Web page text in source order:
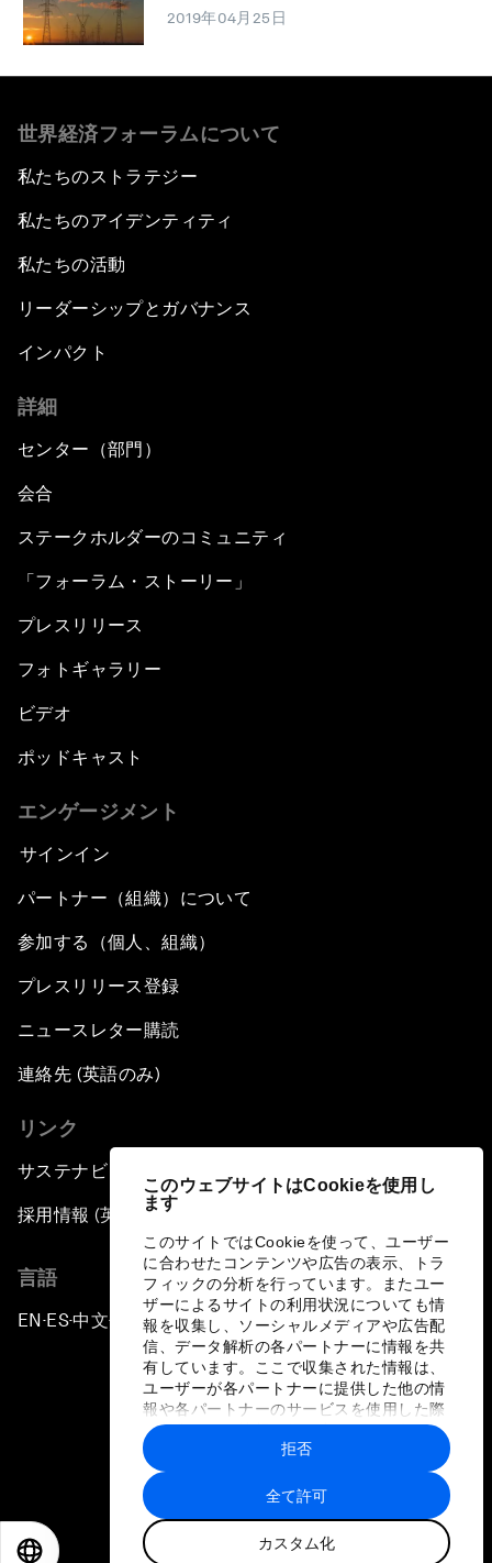
このウェブサイトはCookieを使用し
ます
このサイトではCookieを使って、ユーザー
に合わせたコンテンツや広告の表示、トラ
フィックの分析を行っています。またユー
ザーによるサイトの利用状況についても情
報を収集し、ソーシャルメディアや広告配
信、データ解析の各パートナーに情報を共
有しています。ここで収集された情報は、
ユーザーが各パートナーに提供した他の情
報や各パートナーのサービスを使用した際
に収集された情報と組み合わされ、各パー
トナーによって使用されることがありま
す。
全て許可
カスタム化
拒否
2019年04月25日
世界経済フォーラムについて
私たちのストラテジー
私たちのアイデンティティ
私たちの活動
リーダーシップとガバナンス
インパクト
詳細
センター（部門）
会合
ステークホルダーのコミュニティ
「フォーラム・ストーリー」
プレスリリース
フォトギャラリー
ビデオ
ポッドキャスト
エンゲージメント
サインイン
パートナー（組織）について
参加する（個人、組織）
プレスリリース登録
ニュースレター購読
連絡先 (英語のみ)
リンク
サステナビリティへの取り組み
採用情報 (英語のみ)
言語
EN ▪ES▪中文▪ 日本語
プライバシーポリシーと利用規約
サイトマップ
©
世界経済フォーラム